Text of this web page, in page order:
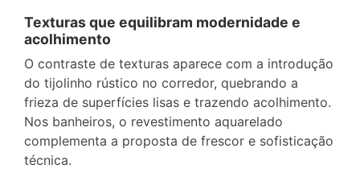
Texturas que equilibram modernidade e
acolhimento
O contraste de texturas aparece com a introdução
do tijolinho rústico no corredor, quebrando a
frieza de superfícies lisas e trazendo acolhimento.
Nos banheiros, o revestimento aquarelado
complementa a proposta de frescor e sofisticação
técnica.